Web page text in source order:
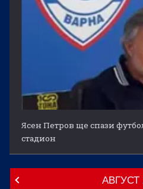
Ясен Петров ще спази
стадион
АВГУСТ